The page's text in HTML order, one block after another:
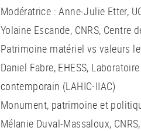
Modératrice : Anne-Julie Etter,
Yolaine Escande, CNRS, Centre
Patrimoine matériel vs valeurs
Daniel Fabre, EHESS,
contemporain (LAHIC-IIAC)
Monument, patrimoine et
Mélanie Duval-Massaloux,